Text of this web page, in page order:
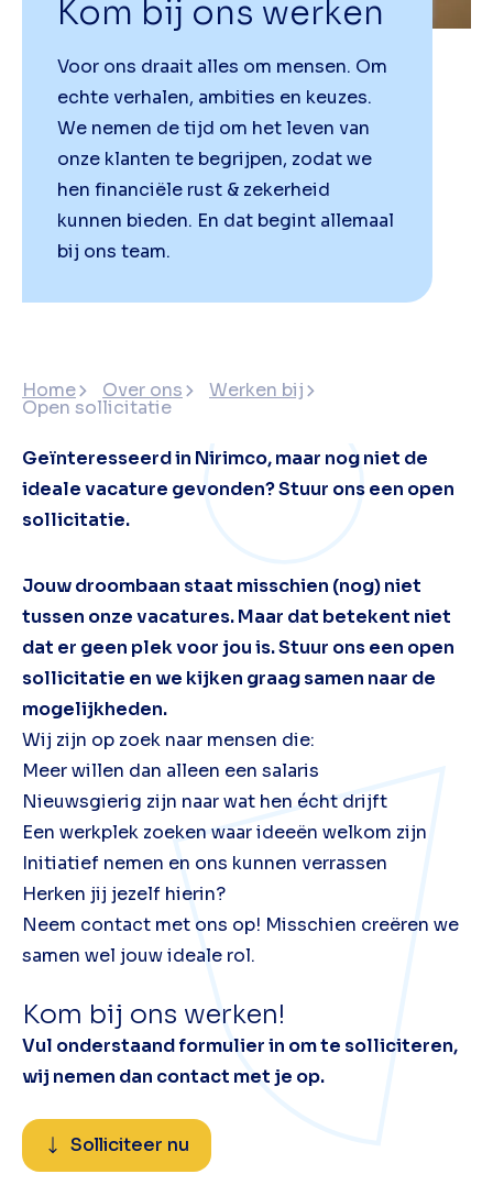
Kom bij ons werken
Voor ons draait alles om mensen. Om
echte verhalen, ambities en keuzes.
We nemen de tijd om het leven van
onze klanten te begrijpen, zodat we
hen financiële rust & zekerheid
kunnen bieden. En dat begint allemaal
bij ons team.
Home Over ons Werken bij
Open sollicitatie
Geïnteresseerd in Nirimco, maar nog niet de
ideale vacature gevonden? Stuur ons een open
sollicitatie.
Jouw droombaan staat misschien (nog) niet
tussen onze vacatures. Maar dat betekent niet
dat er geen plek voor jou is. Stuur ons een open
sollicitatie en we kijken graag samen naar de
mogelijkheden.
Wij zijn op zoek naar mensen die:
Meer willen dan alleen een salaris
Nieuwsgierig zijn naar wat hen écht drijft
Een werkplek zoeken waar ideeën welkom zijn
Initiatief nemen en ons kunnen verrassen
Herken jij jezelf hierin?
Neem contact met ons op! Misschien creëren we
samen wel jouw ideale rol.
Kom bij ons werken!
Vul onderstaand formulier in om te solliciteren,
wij nemen dan contact met je op.
Solliciteer nu